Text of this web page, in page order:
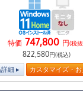
特価 747,800 円(税
822,580円(税込)
詳細 カスタマイズ・